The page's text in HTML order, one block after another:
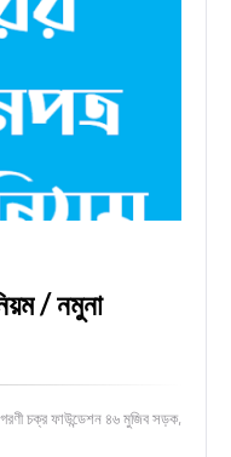
/ নমুনা
চক্র ফাউন্ডেশন ৪৬ মুজিব সড়ক,